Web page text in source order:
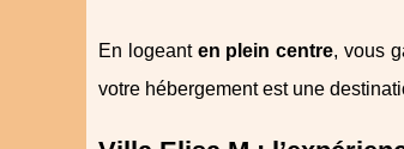
En logeant en plein centre, vous
votre hébergement est une